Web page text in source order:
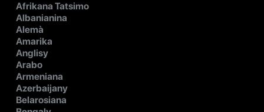
Afrikana Tatsimo
Albanianina
Alemà
Amarika
Anglisy
Arabo
Armeniana
Azerbaijany
Belarosiana